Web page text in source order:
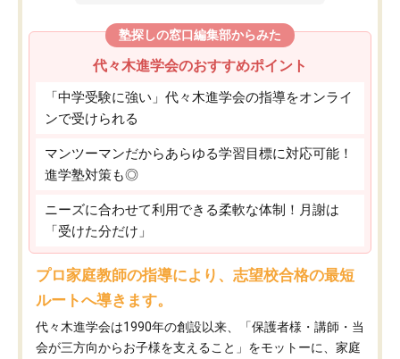
塾探しの窓口編集部からみた
代々木進学会のおすすめポイント
「中学受験に強い」代々木進学会の指導をオンライ
ンで受けられる
マンツーマンだからあらゆる学習目標に対応可能！
進学塾対策も◎
ニーズに合わせて利用できる柔軟な体制！月謝は
「受けた分だけ」
プロ家庭教師の指導により、志望校合格の最短
ルートへ導きます。
代々木進学会は1990年の創設以来、「保護者様・講師・当
会が三方向からお子様を支えること」をモットーに、家庭